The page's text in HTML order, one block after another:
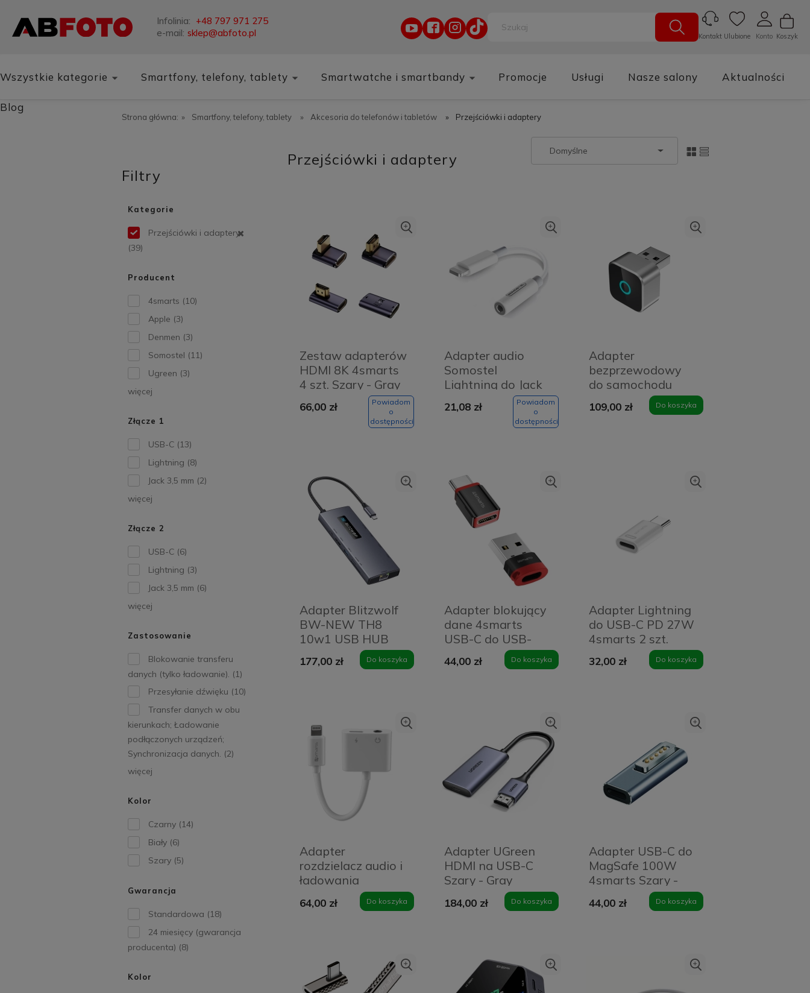
Infolinia: +48 797 971 275
e-mail: sklep@abfoto.pl Koszyk
Konto
Ulubione
Kontakt
Wszystkie kategorie Smartfony, telefony, tablety Smartwatche i smartbandy Promocje Usługi Nasze salony Aktualności
Blog
Strona główna: » Smartfony, telefony, tablety » Akcesoria do telefonów i tabletów » Przejściówki i adaptery
Filtry
Kategorie
Przejściówki i adaptery
(39)
Producent
4smarts (10)
Apple (3)
Denmen (3)
Somostel (11)
Ugreen (3)
więcej
Złącze 1
USB-C (13)
Lightning (8)
Jack 3,5 mm (2)
więcej
Złącze 2
USB-C (6)
Lightning (3)
Jack 3,5 mm (6)
więcej
Zastosowanie
Blokowanie transferu
danych (tylko ładowanie). (1)
Przesyłanie dźwięku (10)
Transfer danych w obu
kierunkach; Ładowanie
podłączonych urządzeń;
Synchronizacja danych. (2)
więcej
Kolor
Czarny (14)
Biały (6)
Szary (5)
Gwarancja
Standardowa (18)
24 miesięcy (gwarancja
producenta) (8)
Kolor
Przejściówki i adaptery
Zestaw adapterów
HDMI 8K 4smarts
4 szt. Szary - Gray
66,00 zł
Powiadom
o
dostępności
Adapter audio
Somostel
Lightning do Jack
3.5 mm Biały -
White
21,08 zł
Powiadom
o
dostępności
Adapter
bezprzewodowy
do samochodu
4smarts 2w1
Srebrny - Silver
109,00 zł Do koszyka
Adapter Blitzwolf
BW-NEW TH8
10w1 USB HUB
177,00 zł Do koszyka
Adapter blokujący
dane 4smarts
USB-C do USB-
A/USB-C 2 szt.
Czarny - Black
44,00 zł Do koszyka
Adapter Lightning
do USB-C PD 27W
4smarts 2 szt.
Biały - White
32,00 zł Do koszyka
Adapter
rozdzielacz audio i
ładowania
Lightning na
Lightning i AUX 3.5
64,00 zł Do koszyka
Adapter UGreen
HDMI na USB-C
Szary - Gray
184,00 zł Do koszyka
Adapter USB-C do
MagSafe 100W
4smarts Szary -
44,00 zł Do koszyka